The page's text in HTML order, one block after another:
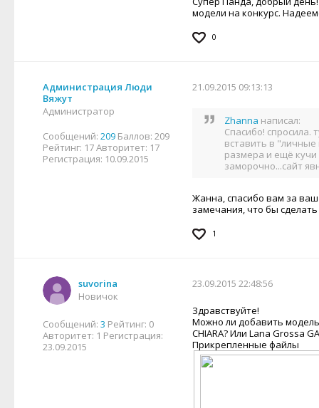
модели на конкурс.
0
Администрация Люди
Вяжут
Администратор
Сообщений: 209 Баллов: 209
Рейтинг: 17Авторитет: 17
Регистрация: 10.09.2015
21.09.2015 09:13:13
Zhanna написал:
Спасибо! спросила.
вставить в
размера и ещё кучи
заморочно...сайт
Жанна, спасибо вам за
замечания, что бы
1
suvorina
Новичок
Сообщений: 3 Рейтинг: 0
Авторитет: 1 Регистрация:
23.09.2015
23.09.2015 22:48:56
Здравствуйте!
Можно ли добавить
CHIARA? Или Lana Grossa
Прикрепленные файлы